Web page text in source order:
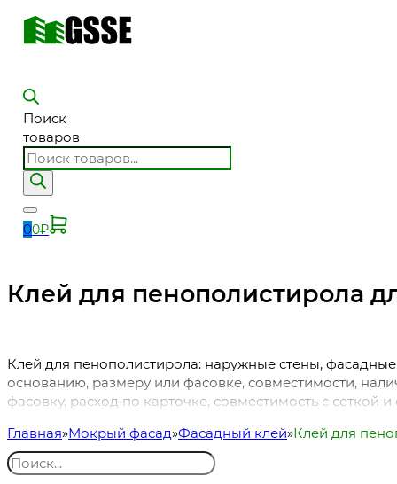
Поиск
товаров
00₽
Клей для пенополистирола
Клей для пенополистирола: наружные стены,
основанию, размеру или фасовке, совместимости,
фасовку, расход по карточке, совместимость с
Главная Мокрый фасад Фасадный клей Клей для